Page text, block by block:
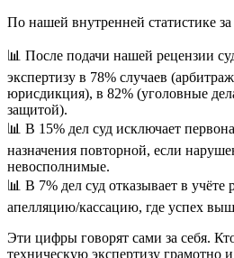
По нашей внутренней статистике
📊 После подачи нашей рецензии
экспертизу в 78% случаев
юрисдикция), в 82% (уголовные
защитой).
📊 В 15% дел суд исключает
назначения повторной, если
невосполнимые.
📊 В 7% дел суд отказывает в учёте
апелляцию/кассацию, где успех
Эти цифры говорят сами за себя.
техническую экспертизу грамотно